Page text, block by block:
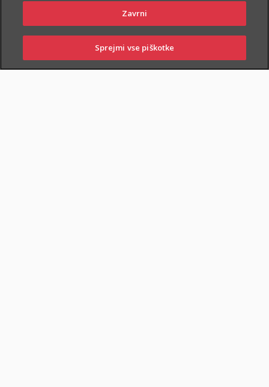
POSLOVALNICE
Izberite asistenco in
naročite pomoč
Zavrni
Sprejmi vse piškotke